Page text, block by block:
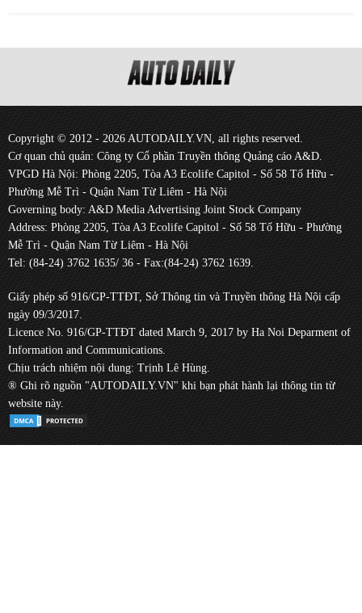
Copyright © 2012 - 2026 AUTODAILY.VN, all rights reserved.
Cơ quan chủ quản: Công ty Cổ phần Truyền thông Quảng cáo A&D.
VPGD Hà Nội: Phòng 2205, Tòa A3 Ecolife Capitol - Số 58 Tố Hữu -
Phường Mễ Trì - Quận Nam Từ Liêm - Hà Nội
Governing body: A&D Media Advertising Joint Stock Company
Address: Phòng 2205, Tòa A3 Ecolife Capitol - Số 58 Tố Hữu - Phường
Mễ Trì - Quận Nam Từ Liêm - Hà Nội
Tel: (84-24) 3762 1635/ 36 - Fax:(84-24) 3762 1639.
Giấy phép số 916/GP-TTĐT, Sở Thông tin và Truyền thông Hà Nội cấp
ngày 09/3/2017.
Licence No. 916/GP-TTĐT dated March 9, 2017 by Ha Noi Deparment of
Information and Communications.
Chịu trách nhiệm nội dung: Trịnh Lê Hùng.
® Ghi rõ nguồn "AUTODAILY.VN" khi bạn phát hành lại thông tin từ
website này.